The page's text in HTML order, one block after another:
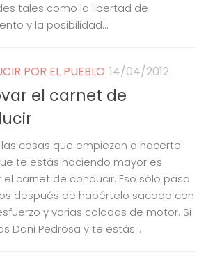
tales como la libertad de
y la posibilidad...
POR EL PUEBLO 14/04/2012
el carnet de
las cosas que empiezan a hacerte
te estás haciendo mayor es
el carnet de conducir. Eso sólo pasa
después de habértelo sacado con
y varias caladas de motor. Si
Dani Pedrosa y te estás...